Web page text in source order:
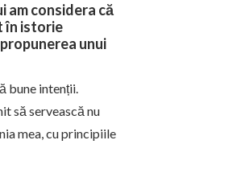
am considera că
în istorie
unui
bune intenții.
să servească nu
mea, cu principiile